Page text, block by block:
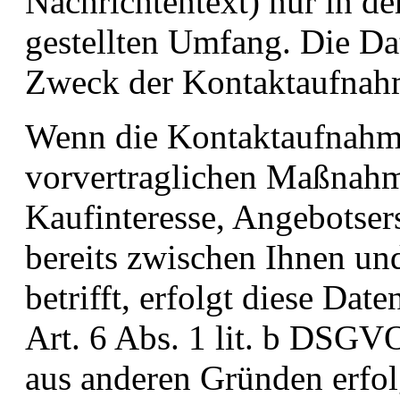
gestellten Umfang. Die
Zweck der
Wenn die
vorvertraglichen
Kaufinteresse,
bereits zwischen Ihnen
betrifft, erfolgt diese
Art. 6 Abs. 1 lit. b
aus anderen Gründen